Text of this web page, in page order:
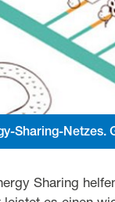
Sharing-Netzes.
Sharing